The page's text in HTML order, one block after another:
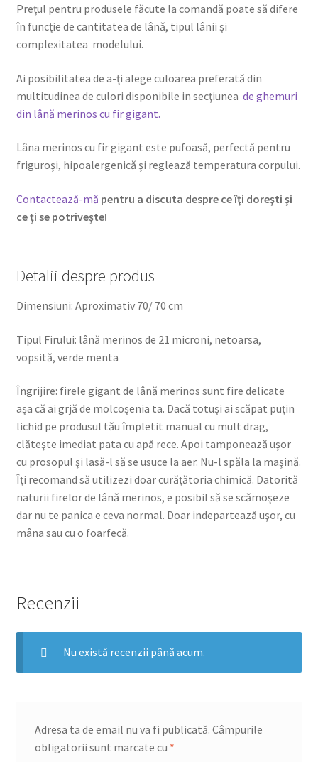
Preţul pentru produsele făcute la comandă poate să difere
în funcţie de cantitatea de lână, tipul lânii şi
complexitatea modelului.
Ai posibilitatea de a-ţi alege culoarea preferată din
multitudinea de culori disponibile in secţiunea de ghemuri
din lână merinos cu fir gigant.
Lâna merinos cu fir gigant este pufoasă, perfectă pentru
friguroşi, hipoalergenică şi reglează temperatura corpului.
Contactează-mă pentru a discuta despre ce îţi doreşti şi
ce ţi se potriveşte!
Detalii despre produs
Dimensiuni: Aproximativ 70/ 70 cm
Tipul Firului: lână merinos de 21 microni, netoarsa,
vopsită, verde menta
Îngrijire: firele gigant de lână merinos sunt fire delicate
aşa că ai grjă de molcoşenia ta. Dacă totuşi ai scăpat puţin
lichid pe produsul tău împletit manual cu mult drag,
clăteşte imediat pata cu apă rece. Apoi tamponează uşor
cu prosopul şi lasă-l să se usuce la aer. Nu-l spăla la maşină.
Îţi recomand să utilizezi doar curăţătoria chimică. Datorită
naturii firelor de lână merinos, e posibil să se scămoşeze
dar nu te panica e ceva normal. Doar indepartează uşor, cu
mâna sau cu o foarfecă.
Recenzii
Nu există recenzii până acum.
Adresa ta de email nu va fi publicată. Câmpurile
obligatorii sunt marcate cu *